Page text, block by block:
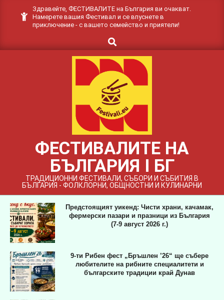
Здравейте, ФЕСТИВАЛИТЕ на България ви очакват.
Намерете вашия Фестивал и се впуснете в
приключение - с вашето семейство и приятели!
Search
ФЕСТИВАЛИТЕ НА
БЪЛГАРИЯ I БГ
ТРАДИЦИОННИ ФЕСТИВАЛИ, СЪБОРИ И СЪБИТИЯ В
БЪЛГАРИЯ - ФОЛКЛОРНИ, ОБЩНОСТНИ И КУЛИНАРНИ
Предстоящият уикенд: Чисти храни, качамак,
фермерски пазари и празници из България
(7-9 август 2026 г.)
9-ти Рибен фест „Бръшлен ’26“ ще събере
любителите на рибните специалитети и
българските традиции край Дунав